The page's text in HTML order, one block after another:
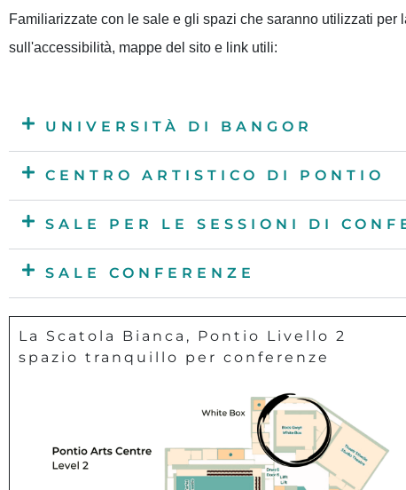
Familiarizzate con le sale e gli spazi che saranno utilizzati
sull'accessibilità, mappe del sito e link utili:
UNIVERSITÀ DI BANGOR
CENTRO ARTISTICO DI PONTIO
SALE PER LE SESSIONI DI
SALE CONFERENZE
La Scatola Bianca, Pontio Livello 2
spazio tranquillo per conferenze